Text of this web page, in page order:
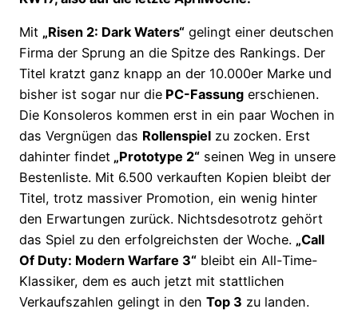
Mit „Risen 2: Dark Waters“ gelingt einer deutschen
Firma der Sprung an die Spitze des Rankings. Der
Titel kratzt ganz knapp an der 10.000er Marke und
bisher ist sogar nur die PC-Fassung erschienen.
Die Konsoleros kommen erst in ein paar Wochen in
das Vergnügen das Rollenspiel zu zocken. Erst
dahinter findet „Prototype 2“ seinen Weg in unsere
Bestenliste. Mit 6.500 verkauften Kopien bleibt der
Titel, trotz massiver Promotion, ein wenig hinter
den Erwartungen zurück. Nichtsdesotrotz gehört
das Spiel zu den erfolgreichsten der Woche. „Call
Of Duty: Modern Warfare 3“ bleibt ein All-Time-
Klassiker, dem es auch jetzt mit stattlichen
Verkaufszahlen gelingt in den Top 3 zu landen.